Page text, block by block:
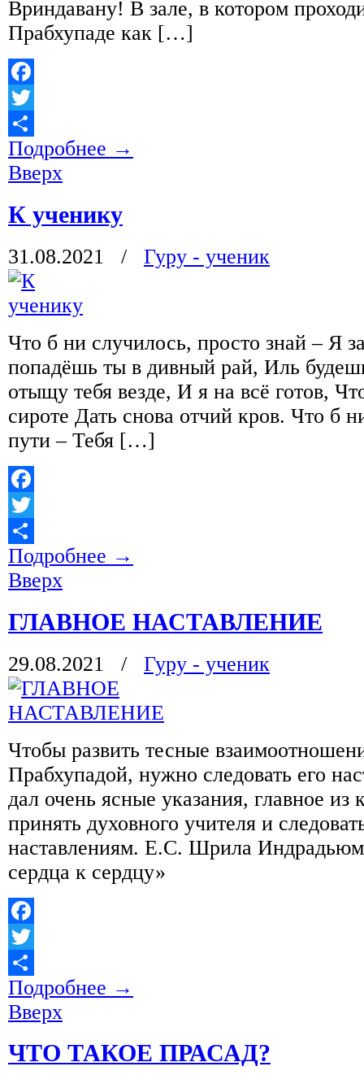
Вриндавану! В зале, в котором
Прабхупаде как […]
Facebook
Twitter
Отправить
Подробнее →
Вверх
К ученику
31.08.2021 / Гуру - ученик
Что б ни случилось, просто знай – Я
попадёшь ты в дивный рай, Иль
отыщу тебя везде, И я на всё готов,
сироте Дать снова отчий кров. Что б
пути – Тебя […]
Facebook
Twitter
Отправить
Подробнее →
Вверх
ГЛАВНОЕ НАСТАВЛЕНИЕ
29.08.2021 / Гуру - ученик
Чтобы развить тесные
Прабхупадой, нужно следовать его
дал очень ясные указания, главное
принять духовного учителя и
наставлениям. Е.С. Шрила
сердца к сердцу»
Facebook
Twitter
Отправить
Подробнее →
Вверх
ЧТО ТАКОЕ ПРАСАД?